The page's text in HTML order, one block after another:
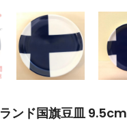
ンド国旗豆皿 9.5cm